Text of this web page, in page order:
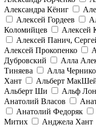
Александра Кёниг
Алексей Гордеев
Коломийцев
Алексей
Алексей Панич,
Алексей Прокопенко
Дубровский
Алла
Тиняева
Алла
Хант
Альберт
Альберт Ши
Альф
Анатолий Власов
Анатолий Федоряк
Митих
Анджела Хант